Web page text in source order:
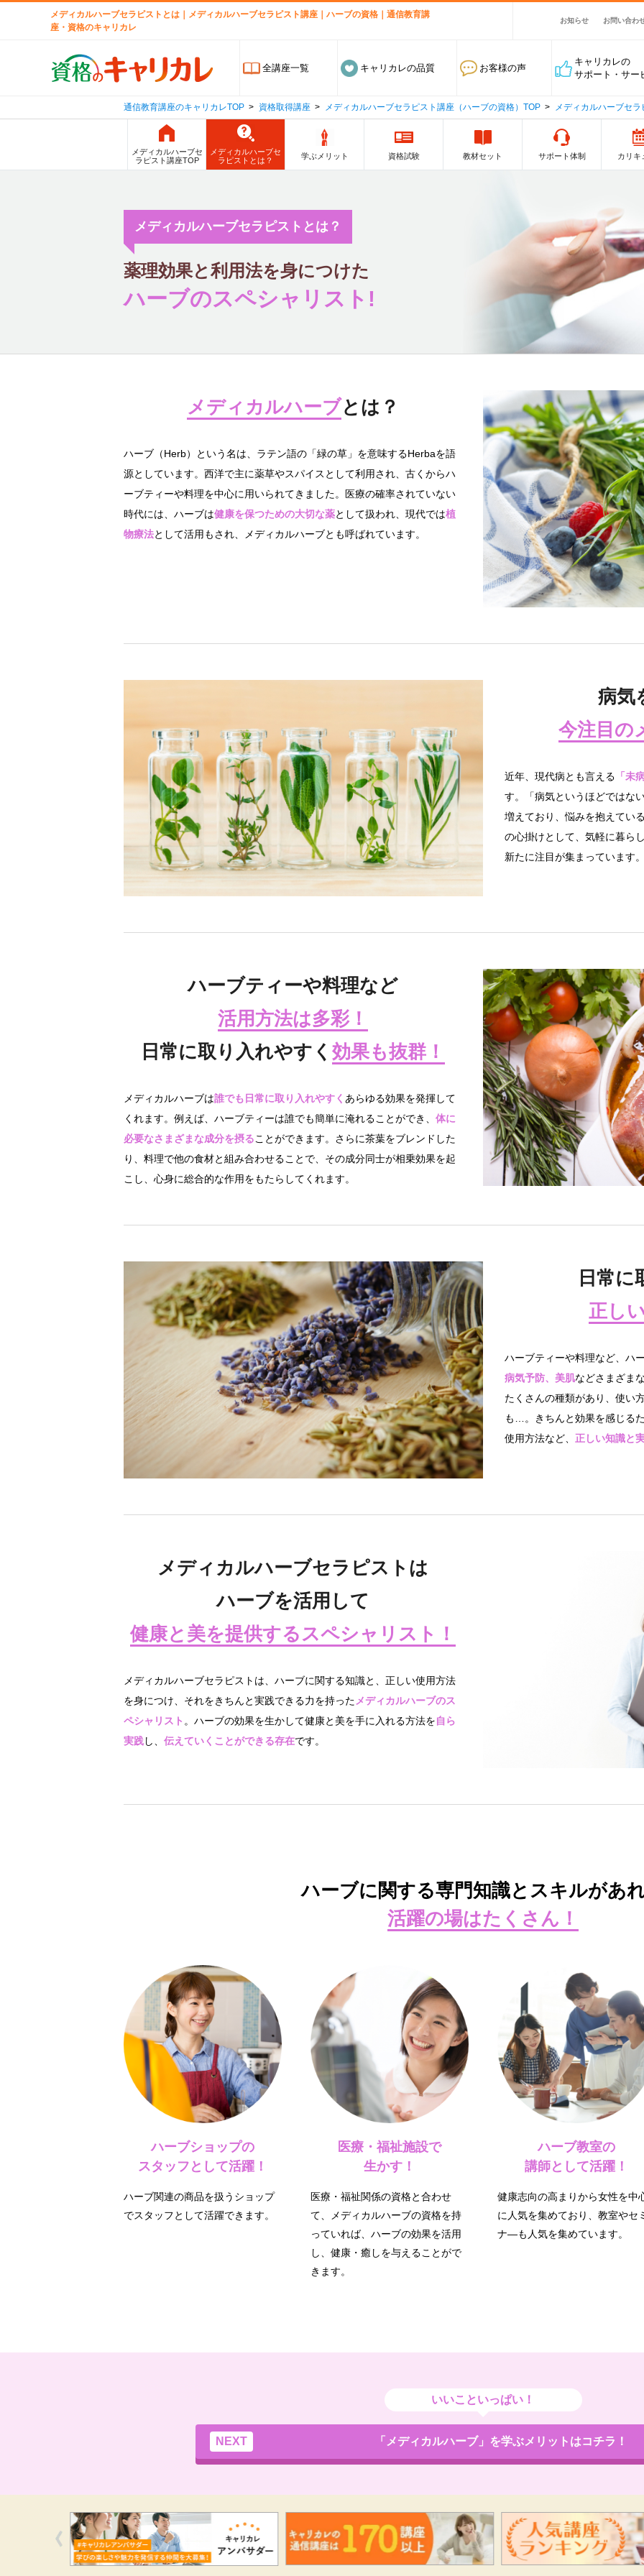
メディカルハーブセラピストとは｜メディカルハーブセラピスト講座｜ハーブの資格｜通信教育講
座・資格のキャリカレ
お知らせ お問い合わ
全講座一覧 キャリカレの品質 お客様の声
キャリカレの
サポート・サー
通信教育講座のキャリカレTOP 資格取得講座 メディカルハーブセラピスト講座（ハーブの資格）TOP メディカルハーブセ
メディカルハーブセ
ラピスト講座TOP
メディカルハーブセ
ラピストとは？
学ぶメリット 資格試験 教材セット サポート体制 カリキ
メディカルハーブセラピストとは？
薬理効果と利用法を身につけた
ハーブのスペシャリスト!
メディカルハーブとは？
ハーブ（Herb）という名は、ラテン語の「緑の草」を意味するHerbaを語
源としています。西洋で主に薬草やスパイスとして利用され、古くからハ
ーブティーや料理を中心に用いられてきました。医療の確率されていない
時代には、ハーブは健康を保つための大切な薬として扱われ、現代では植
物療法として活用もされ、メディカルハーブとも呼ばれています。
病気
今注目の
近年、現代病とも言える 「未
す。「病気というほどではな
増えており、悩みを抱えてい
の心掛けとして、気軽に暮ら
新たに注目が集まっています
ハーブティーや料理など
活用方法は多彩！
日常に取り入れやすく 効果も抜群！
メディカルハーブは誰でも日常に取り入れやすく あらゆる効果を発揮して
くれます。例えば、ハーブティーは誰でも簡単に淹れることができ、 体に
必要なさまざまな成分を摂ることができます。さらに茶葉をブレンドした
り、料理で他の食材と組み合わせることで、その成分同士が相乗効果を起
こし、心身に総合的な作用をもたらしてくれます。
日常に
正し
ハーブティーや料理など、ハ
病気予防、美肌などさまざま
たくさんの種類があり、使い
も…。きちんと効果を感じる
使用方法など、 正しい知識と
メディカルハーブセラピストは
ハーブを活用して
健康と美を提供するスペシャリスト！
メディカルハーブセラピストは、ハーブに関する知識と、正しい使用方法
を身につけ、それをきちんと実践できる力を持った メディカルハーブのス
ペシャリスト 。ハーブの効果を生かして健康と美を手に入れる方法を自ら
実践し、 伝えていくことができる存在です。
ハーブに関する専門知識とスキルがあ
活躍の場はたくさん！
ハーブショップの
スタッフとして活躍！
ハーブ関連の商品を扱うショップ
でスタッフとして活躍できます。
医療・福祉施設で
生かす！
医療・福祉関係の資格と合わせ
て、メディカルハーブの資格を持
っていれば、ハーブの効果を活用
し、健康・癒しを与えることがで
きます。
ハーブ教室の
講師として活躍！
健康志向の高まりから女性を中
に人気を集めており、教室やセ
ナ―も人気を集めています。
いいこといっぱい！
NEXT 「メディカルハーブ」を学ぶメリットはコチラ！